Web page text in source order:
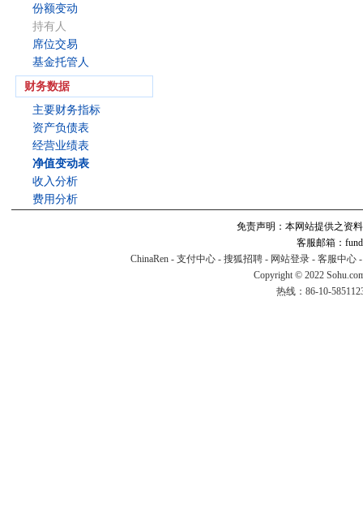
份额变动
持有人
席位交易
基金托管人
财务数据
主要财务指标
资产负债表
经营业绩表
净值变动表
收入分析
费用分析
免责声明：本网站提供之资
客服邮箱：
ChinaRen - 支付中心 - 搜狐招聘 - 网站登录 - 客服中心
Copyright © 2022
热线：86-10-